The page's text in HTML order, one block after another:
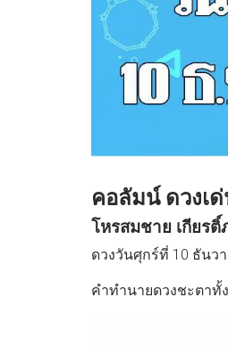
คอลัมน์ ดวงเ
โหรสมชาย เกียรติ์
ดวงวันศุกร์ที่ 10 ธันว
คำทำนายดวงชะตาทั้